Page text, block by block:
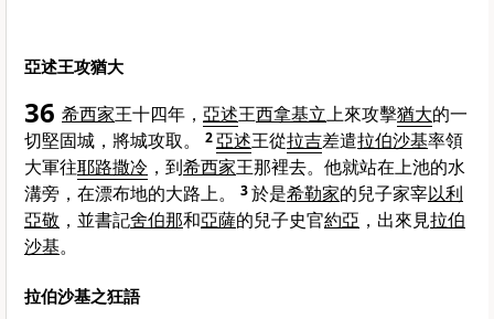
亞述王攻猶大
36 希西家王十四年， 亞述王西拿基立上來攻擊猶大的一
切堅固城，將城攻取。
2亞述王從拉吉差遣拉伯沙基率領
大軍往耶路撒冷 ，到希西家王那裡去。他就站在上池的水
溝旁，在漂布地的大路上。
3於是希勒家的兒子家宰以利
亞敬 ，並書記舍伯那和亞薩的兒子史官約亞 ，出來見拉伯
沙基。
拉伯沙基之狂語